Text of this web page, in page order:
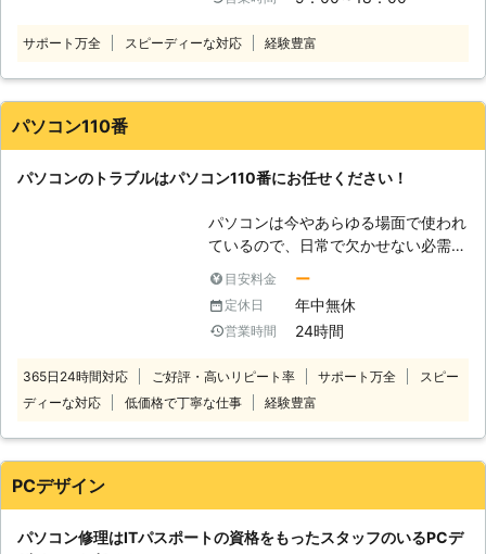
理】 こんなときは、株式会社ジャス
ンのキーボードが全く打てなくなった
小さなことでもお気軽に株式会社ジャ
ストリレーションへ、ご連絡くださ
い。 親身になってご相談に乗りま
す。
サポート万全 スピーディーな対応 経験豊富
パソコン110番
パソコンのトラブルはパソコン110番にお任せください！
パソコンは今やあらゆる場面で使われ
ているので、日常で欠かせない必需品
ではありません。 パソコンには様々
なトラブルが発生する可能性がありま
す。 そんなパソコントラブルの一例
起動しなくなった ・ブルースクリー
ンで動かない ・ハードディスクのデ
実績があります！その中でも多くのお
目安料金 ー
定休日 年中無休
営業時間 24時間
365日24時間対応 ご好評・高いリピート率 サポート万全
スピー
ディーな対応
低価格で丁寧な仕事 経験豊富
PCデザイン
パソコン修理はITパスポートの資格をもったスタッフのいるPCデ